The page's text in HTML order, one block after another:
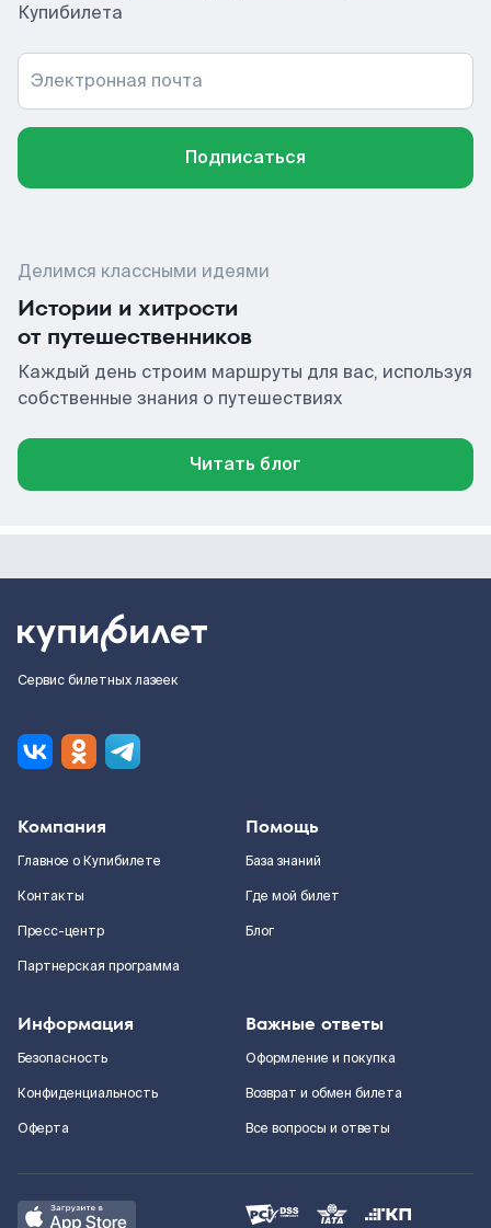
Купибилета
Электронная почта
Подписаться
Делимся классными идеями
Истории и хитрости
от путешественников
Каждый день строим маршруты для вас, используя
собственные знания о путешествиях
Читать блог
Сервис билетных лазеек
Компания
Главное о Купибилете
Контакты
Пресс-центр
Партнерская программа
Помощь
База знаний
Где мой билет
Блог
Информация
Безопасность
Конфиденциальность
Оферта
Важные ответы
Оформление и покупка
Возврат и обмен билета
Все вопросы и ответы